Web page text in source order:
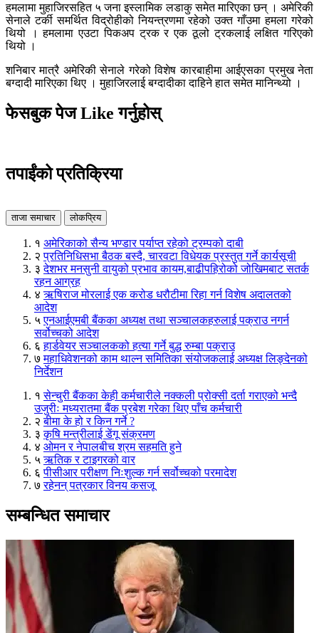
हमलामा मुहाजिरसहित ५ जना इस्लामिक लडाकु समेत मारिएका छन् । अमेरिकी
सेनाले टर्की समर्थित विद्रोहीको नियन्त्रणमा रहेको उक्त गाँउमा हमला गरेको
थियो । हमलामा एउटा पिकअप ट्रक र एक ठूलो ट्रकलाई लक्षित गरिएको
थियो ।
शनिबार मात्रै अमेरिकी सेनाले गरेको विशेष कारबाहीमा आईएसका प्रमुख नेता
बग्दादी मारिएका थिए । मुहाजिरलाई बग्दादीका दाहिने हात समेत मानिन्थ्यो ।
फेसबुक पेज Like गर्नुहोस्
तपाईंको प्रतिक्रिया
ताजा समाचार लोकप्रिय
१ अमेरिकाको सैन्य भण्डार पर्याप्त रहेको ट्रम्पको दाबी
२ प्रतिनिधिसभा बैठक बस्दै, चारवटा विधेयक प्रस्तुत गर्ने कार्यसूची
३ देशभर मनसुनी वायुको प्रभाव कायम,बाढीपहिरोको जोखिमबाट सतर्क
रहन आग्रह
४ ऋषिराज मोरलाई एक करोड धरौटीमा रिहा गर्न विशेष अदालतको
आदेश
५ एनआईएमबी बैंकका अध्यक्ष तथा सञ्चालकहरुलाई पक्राउ नगर्न
सर्वोच्चको आदेश
६ हार्डवेयर सञ्चालकको हत्या गर्ने बुद्ध रुम्बा पक्राउ
७ महाधिवेशनको काम थाल्न समितिका संयोजकलाई अध्यक्ष लिङ्देनको
निर्देशन
१ सेन्चुरी बैंकका केही कर्मचारीले नक्कली प्रोक्सी दर्ता गराएको भन्दै
उजुरीः मध्यरातमा बैंक प्रबेश गरेका थिए पाँच कर्मचारी
२ बीमा के हो र किन गर्ने ?
३ कृषि मन्त्रीलाई डेंगू संक्रमण
४ ओमन र नेपालबीच श्रम सहमति हुने
५ ऋतिक र टाइगरको वार
६ पीसीआर परीक्षण निःशुल्क गर्न सर्वोच्चको परमादेश
७ रहेनन् पत्रकार विनय कसजू
सम्बन्धित समाचार